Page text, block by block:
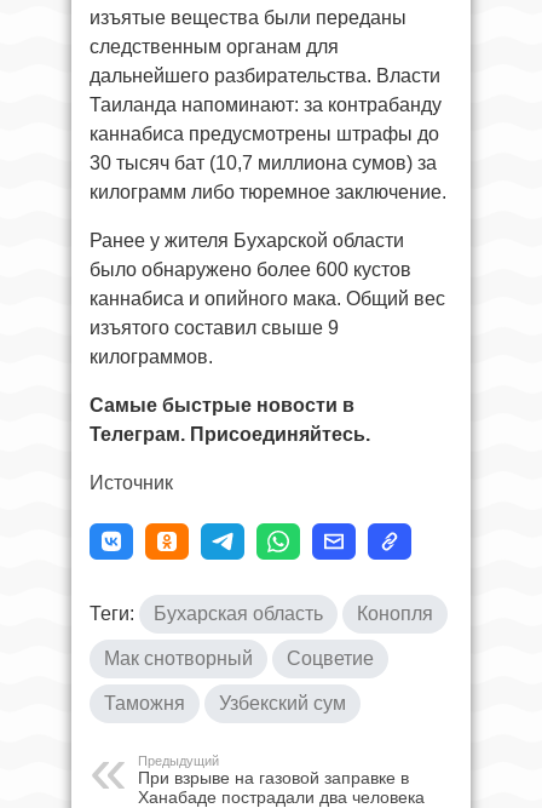
изъятые вещества были переданы
следственным органам для
дальнейшего разбирательства. Власти
Таиланда напоминают: за контрабанду
каннабиса предусмотрены штрафы до
30 тысяч бат (10,7 миллиона сумов) за
килограмм либо тюремное заключение.
Ранее у жителя Бухарской области
было обнаружено более 600 кустов
каннабиса и опийного мака. Общий вес
изъятого составил свыше 9
килограммов.
Самые быстрые новости в
Телеграм. Присоединяйтесь.
Источник
Теги: Бухарская область Конопля
Мак снотворный Соцветие
Таможня Узбекский сум
Предыдущий
При взрыве на газовой заправке в
Ханабаде пострадали два человека